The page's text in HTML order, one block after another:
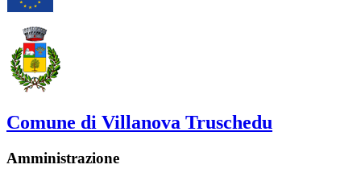
Comune di Villanova Truschedu
Amministrazione